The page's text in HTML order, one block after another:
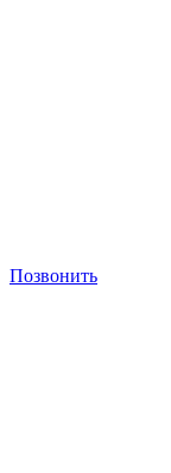
Позвонить